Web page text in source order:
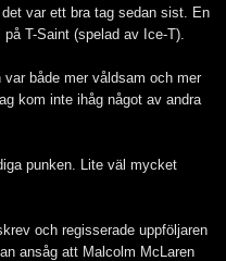
var ett bra tag sedan sist. En
T-Saint (spelad av Ice-T).
både mer våldsam och mer
kom inte ihåg något av andra
punken. Lite väl mycket
och regisserade uppföljaren
ansåg att Malcolm McLaren